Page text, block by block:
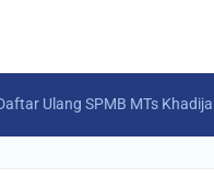
Ulang SPMB MTs